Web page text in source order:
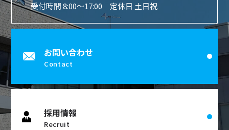
受付時間 8:00〜17:00 定休日 土日祝
お問い合わせ
Contact
採用情報
Recruit